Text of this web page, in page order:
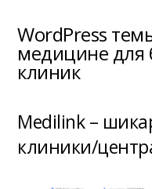
WordPress
медицине для
клиник
Medilink –
клиники/